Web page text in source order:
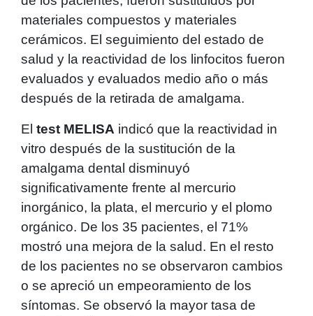
materiales compuestos y materiales
cerámicos. El seguimiento del estado de
salud y la reactividad de los linfocitos fueron
evaluados y evaluados medio año o más
después de la retirada de amalgama.
El test MELISA indicó que la reactividad in
vitro después de la sustitución de la
amalgama dental disminuyó
significativamente frente al mercurio
inorgánico, la plata, el mercurio y el plomo
orgánico. De los 35 pacientes, el 71%
mostró una mejora de la salud. En el resto
de los pacientes no se observaron cambios
o se apreció un empeoramiento de los
síntomas. Se observó la mayor tasa de